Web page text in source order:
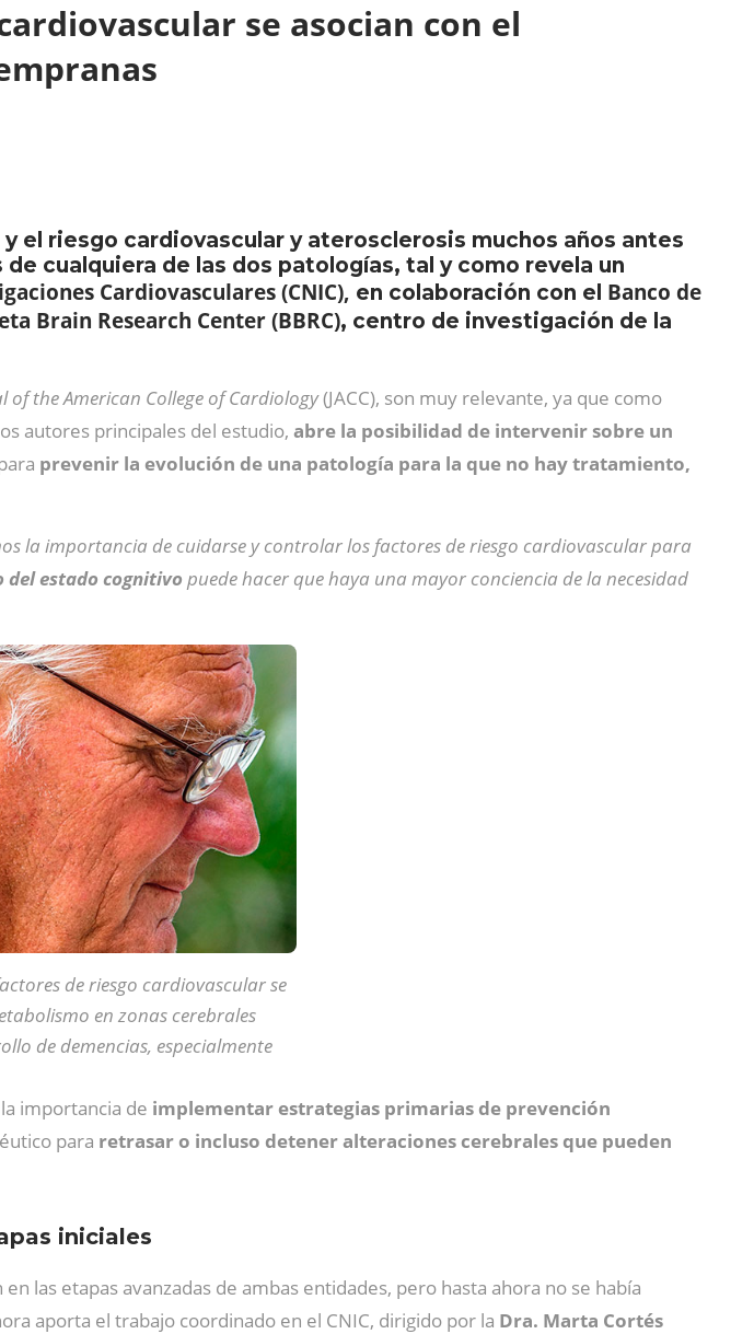
se asocian con el
el riesgo cardiovascular y aterosclerosis muchos años antes
cualquiera de las dos patologías, tal y como revela un
Cardiovasculares (CNIC), en colaboración con el Banco de
Brain Research Center (BBRC), centro de investigación de la
of the American College of Cardiology(JACC), son muy relevante, ya que como
autores principales del estudio, abre la posibilidad de intervenir sobre un
prevenir la evolución de una patología para la que no hay tratamiento,
la importancia de cuidarse y controlar los factores de riesgo cardiovascular para
del estado cognitivo puede hacer que haya una mayor conciencia de la necesidad
de riesgo cardiovascular se
en zonas cerebrales
de demencias, especialmente
importancia de implementar estrategias primarias de prevención
para retrasar o incluso detener alteraciones cerebrales que pueden
iniciales
en las etapas avanzadas de ambas entidades, pero hasta ahora no se había
aporta el trabajo coordinado en el CNIC, dirigido por la Dra. Marta Cortés